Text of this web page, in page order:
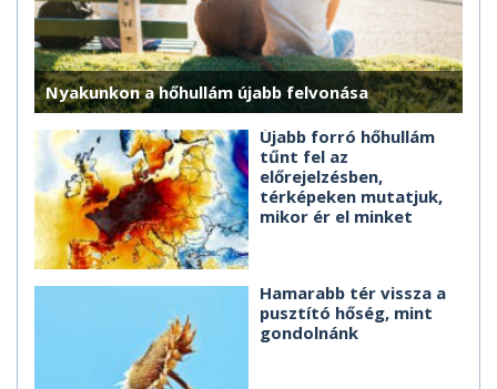
Nyakunkon a hőhullám újabb felvonása
Újabb forró hőhullám
tűnt fel az
előrejelzésben,
térképeken mutatjuk,
mikor ér el minket
Hamarabb tér vissza a
pusztító hőség, mint
gondolnánk